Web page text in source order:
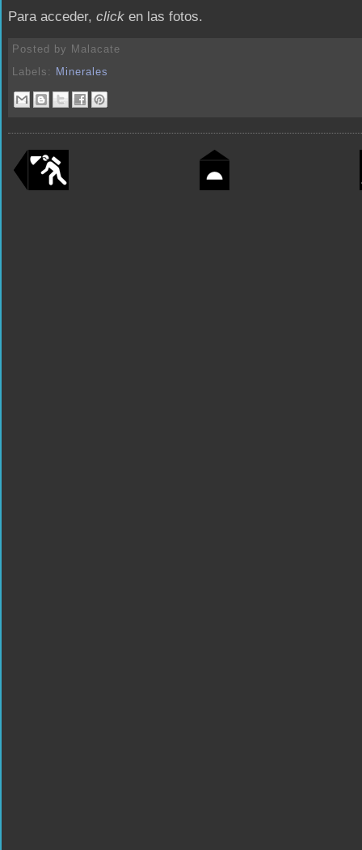
Para acceder, click en las fotos.
Posted by Malacate
Labels: Minerales